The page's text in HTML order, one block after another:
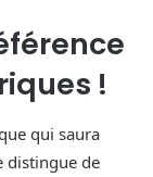
!
qui saura
distingue de